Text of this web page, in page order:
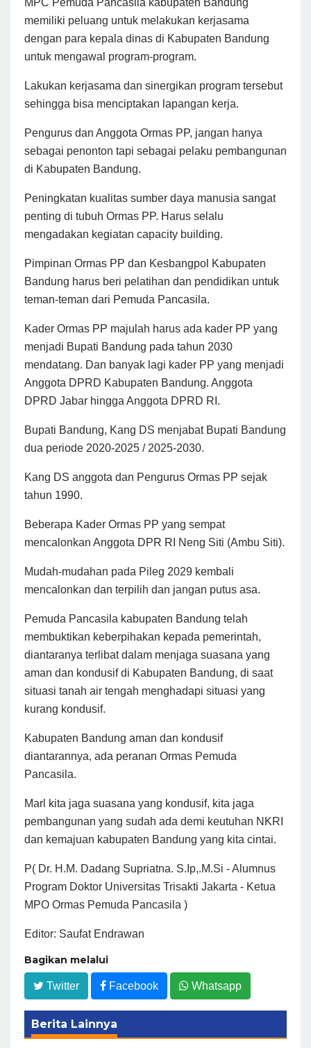
memiliki peluang untuk melakukan kerjasama
dengan para kepala dinas di Kabupaten Bandung
untuk mengawal program-program.
Lakukan kerjasama dan sinergikan program tersebut
sehingga bisa menciptakan lapangan kerja.
Pengurus dan Anggota Ormas PP, jangan hanya
sebagai penonton tapi sebagai pelaku pembangunan
di Kabupaten Bandung.
Peningkatan kualitas sumber daya manusia sangat
penting di tubuh Ormas PP. Harus selalu
mengadakan kegiatan capacity building.
Pimpinan Ormas PP dan Kesbangpol Kabupaten
Bandung harus beri pelatihan dan pendidikan untuk
teman-teman dari Pemuda Pancasila.
Kader Ormas PP majulah harus ada kader PP yang
menjadi Bupati Bandung pada tahun 2030
mendatang. Dan banyak lagi kader PP yang menjadi
Anggota DPRD Kabupaten Bandung. Anggota
DPRD Jabar hingga Anggota DPRD RI.
Bupati Bandung, Kang DS menjabat Bupati Bandung
dua periode 2020-2025 / 2025-2030.
Kang DS anggota dan Pengurus Ormas PP sejak
tahun 1990.
Beberapa Kader Ormas PP yang sempat
mencalonkan Anggota DPR RI Neng Siti (Ambu Siti).
Mudah-mudahan pada Pileg 2029 kembali
mencalonkan dan terpilih dan jangan putus asa.
Pemuda Pancasila kabupaten Bandung telah
membuktikan keberpihakan kepada pemerintah,
diantaranya terlibat dalam menjaga suasana yang
aman dan kondusif di Kabupaten Bandung, di saat
situasi tanah air tengah menghadapi situasi yang
kurang kondusif.
Kabupaten Bandung aman dan kondusif
diantarannya, ada peranan Ormas Pemuda
Pancasila.
Marl kita jaga suasana yang kondusif, kita jaga
pembangunan yang sudah ada demi keutuhan NKRI
dan kemajuan kabupaten Bandung yang kita cintai.
P( Dr. H.M. Dadang Supriatna. S.Ip,.M.Si - Alumnus
Program Doktor Universitas Trisakti Jakarta - Ketua
MPO Ormas Pemuda Pancasila )
Editor: Saufat Endrawan
Bagikan melalui
Twitter Facebook Whatsapp
Berita Lainnya